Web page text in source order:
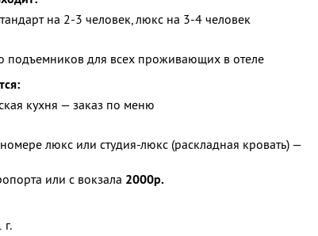
на 2-3 человек, люкс на 3-4 человек
подъемников для всех проживающих в отеле
кухня — заказ по меню
люкс или студия-люкс (раскладная кровать) —
или с вокзала 2000р.